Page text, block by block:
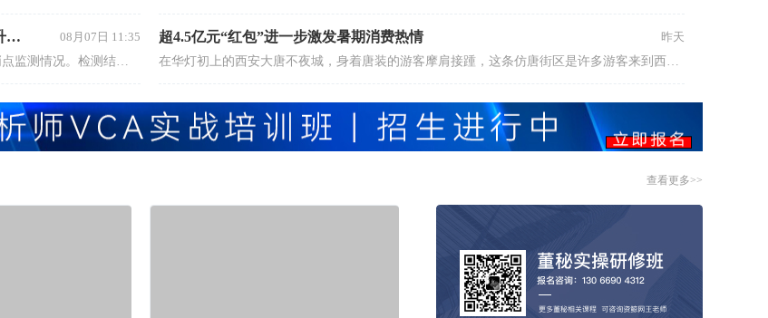
摩漾生物启动欧洲再生美学市场战略布局
双冠加冕！兆芯开胜KH‑50000荣获 2026 "金灵
光杯" 专题赛一等奖、总决赛金奖
08-07
08-07
【IPO追踪】“人形机器人第一股”宇树科技即将
上市，DeepSeek出手！
08-07
中国疾控中心：此次疫情强度与前两年相当，新冠阳性率上升趋势已趋缓
08月07日 11:35
8月6日，中国疾控中心发布7月27日至8月2日全国急性呼吸道传染病哨点监测情况。检测结果显示，7月27日至8月2日，新型冠状病毒检测阳性率上升趋缓，总体上处于中流行水平，主要流行株仍为NB.1.8.1变异株谱系，南方省份检测阳性率显著高于北方省份，15～59岁病例组检测阳性率最高。
超4.5亿元“红包”进一步激发暑期消费热情
昨天
在华灯初上的西安大唐不夜城，身着唐装的游客摩肩接踵，这条仿唐街区是许多游客来到西安的首选“打卡地”。“白天逛博物馆，晚上看不夜城，消费券还能抵扣景点、酒店住宿等费用。”来自杭州的游客陈女士给《证券日报》记者算了一笔账，“这趟四天的西安之行，光住宿和景区门票就省了近300元。”
查看更多>>